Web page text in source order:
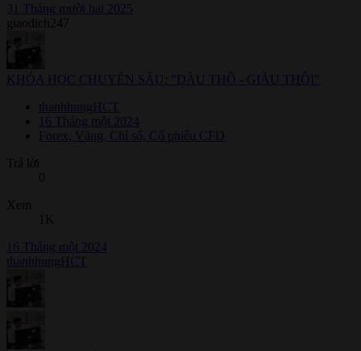
31 Tháng mười hai 2025
giaodich247
KHÓA HỌC CHUYÊN SÂU: "DẦU THÔ - GIÀU THÔI"
thanhhungHCT
16 Tháng một 2024
Forex, Vàng, Chỉ số, Cổ phiếu CFD
Trả lời
0
Xem
1K
16 Tháng một 2024
thanhhungHCT